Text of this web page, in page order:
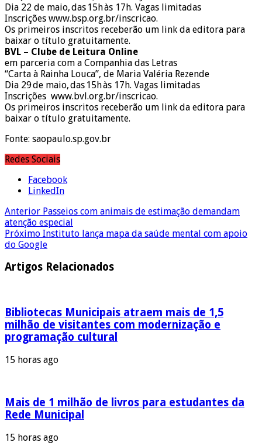
Dia 22 de maio, das 15h às 17h. Vagas limitadas
Inscrições www.bsp.org.br/inscricao.
Os primeiros inscritos receberão um link da editora para
baixar o título gratuitamente.
BVL – Clube de Leitura Online
em parceria com a Companhia das Letras
“Carta à Rainha Louca”, de Maria Valéria Rezende
Dia 29 de maio, das 15h às 17h. Vagas limitadas
Inscrições www.bvl.org.br/inscricao.
Os primeiros inscritos receberão um link da editora para
baixar o título gratuitamente.
Fonte: saopaulo.sp.gov.br
Redes Sociais
Facebook
LinkedIn
Anterior Passeios com animais de estimação demandam
atenção especial
Próximo Instituto lança mapa da saúde mental com apoio
do Google
Artigos Relacionados
Bibliotecas Municipais atraem mais de 1,5
milhão de visitantes com modernização e
programação cultural
15 horas ago
Mais de 1 milhão de livros para estudantes da
Rede Municipal
15 horas ago